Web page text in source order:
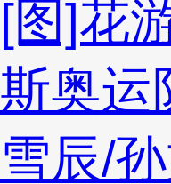
[图]花
斯奥运
雪辰/